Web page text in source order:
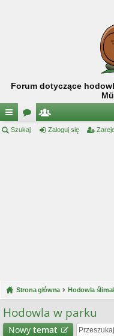
Forum dotyczące
ię or ży
Szukaj Zaloguj się
Strona główna
Hodowla w parku
Nowy temat